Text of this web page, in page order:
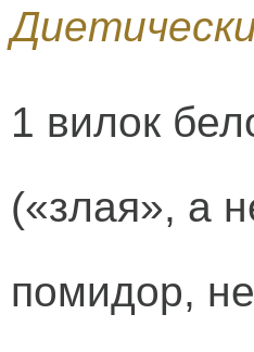
1 вилок
(«злая», а
помидор,